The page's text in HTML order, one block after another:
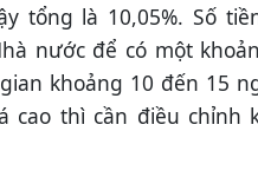
tổng là 10,05%. Số
nước để có một
khoảng 10 đến 15
cao thì cần điều chỉnh